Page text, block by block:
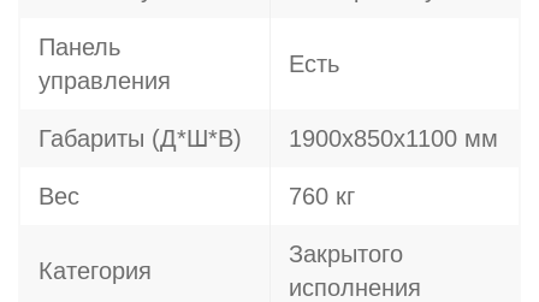
Панель
управления
Есть
Габариты (Д*Ш*В) 1900х850х1100 мм
Вес 760 кг
Категория
Закрытого
исполнения